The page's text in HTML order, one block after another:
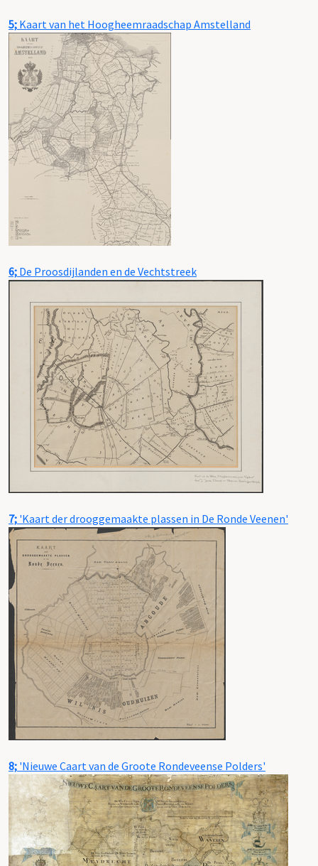
5; Kaart van het Hoogheemraadschap Amstelland
6; De Proosdijlanden en de Vechtstreek
7; 'Kaart der drooggemaakte plassen in De Ronde Veenen'
8; 'Nieuwe Caart van de Groote Rondeveense Polders'